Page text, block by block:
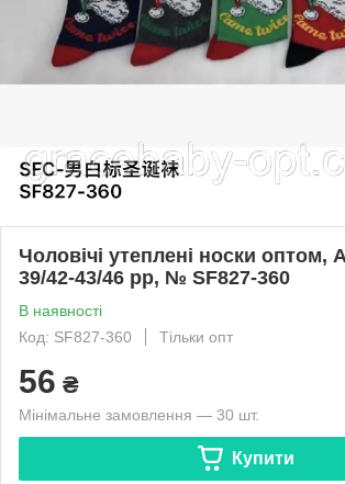
Чоловічі утеплені носки оптом,
39/42-43/46 pp, № SF827-360
В наявності
Код: SF827-360
Тільки опт
56 ₴
Мінімальне замовлення — 30 шт.
Купити